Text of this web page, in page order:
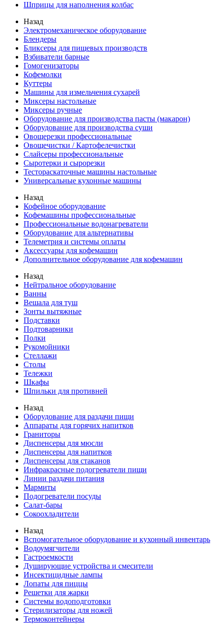
Шприцы для наполнения колбас
Назад
Электромеханическое оборудование
Блендеры
Бликсеры для пищевых производств
Взбиватели барные
Гомогенизаторы
Кофемолки
Куттеры
Машины для измельчения сухарей
Миксеры настольные
Миксеры ручные
Оборудование для производства пасты (макарон)
Оборудование для производства суши
Овощерезки профессиональные
Овощечистки / Картофелечистки
Слайсеры профессиональные
Сыротерки и сырорезки
Тестораскаточные машины настольные
Универсальные кухонные машины
Назад
Кофейное оборудование
Кофемашины профессиональные
Профессиональные водонагреватели
Оборудование для альтернативы
Телеметрия и системы оплаты
Аксессуары для кофемашин
Дополнительное оборудование для кофемашин
Назад
Нейтральное оборудование
Ванны
Вешала для туш
Зонты вытяжные
Подставки
Подтоварники
Полки
Рукомойники
Стеллажи
Столы
Тележки
Шкафы
Шпильки для противней
Назад
Оборудование для раздачи пищи
Аппараты для горячих напитков
Граниторы
Диспенсеры для мюсли
Диспенсеры для напитков
Диспенсеры для стаканов
Инфракрасные подогреватели пищи
Линии раздачи питания
Мармиты
Подогреватели посуды
Салат-бары
Сокоохладители
Назад
Вспомогательное оборудование и кухонный инвентарь
Водоумягчители
Гастроемкости
Душирующие устройства и смесители
Инсектицидные лампы
Лопаты для пиццы
Решетки для жарки
Системы водоподготовки
Стерилизаторы для ножей
Термоконтейнеры